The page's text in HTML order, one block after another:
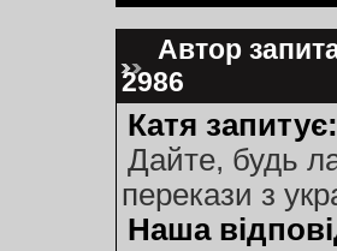
Автор
2986
Катя запитує:
Дайте, будь
перекази з
Наша